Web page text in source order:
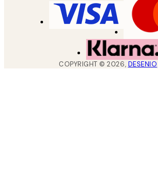
COPYRIGHT ©2026, DESENIO